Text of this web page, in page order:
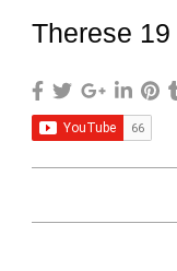
Therese 19